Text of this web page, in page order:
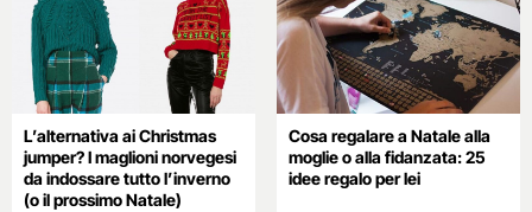
L’alternativa ai Christmas
jumper? I maglioni norvegesi
da indossare tutto l’inverno
(o il prossimo Natale)
Cosa regalare a Natale alla
moglie o alla fidanzata: 25
idee regalo per lei